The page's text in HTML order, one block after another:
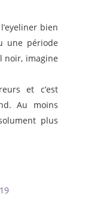
bien
une période
noir, imagine
et c’est
Au moins
plus